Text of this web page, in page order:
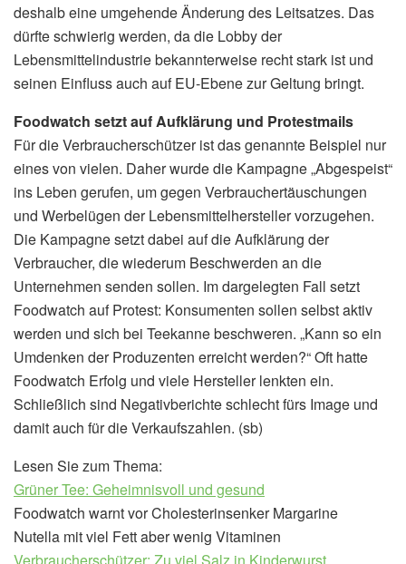
deshalb eine umgehende Änderung des Leitsatzes. Das
dürfte schwierig werden, da die Lobby der
Lebensmittelindustrie bekannterweise recht stark ist und
seinen Einfluss auch auf EU-Ebene zur Geltung bringt.
Foodwatch setzt auf Aufklärung und Protestmails
Für die Verbraucherschützer ist das genannte Beispiel nur
eines von vielen. Daher wurde die Kampagne „Abgespeist“
ins Leben gerufen, um gegen Verbrauchertäuschungen
und Werbelügen der Lebensmittelhersteller vorzugehen.
Die Kampagne setzt dabei auf die Aufklärung der
Verbraucher, die wiederum Beschwerden an die
Unternehmen senden sollen. Im dargelegten Fall setzt
Foodwatch auf Protest: Konsumenten sollen selbst aktiv
werden und sich bei Teekanne beschweren. „Kann so ein
Umdenken der Produzenten erreicht werden?“ Oft hatte
Foodwatch Erfolg und viele Hersteller lenkten ein.
Schließlich sind Negativberichte schlecht fürs Image und
damit auch für die Verkaufszahlen. (sb)
Lesen Sie zum Thema:
Grüner Tee: Geheimnisvoll und gesund
Foodwatch warnt vor Cholesterinsenker Margarine
Nutella mit viel Fett aber wenig Vitaminen
Verbraucherschützer: Zu viel Salz in Kinderwurst